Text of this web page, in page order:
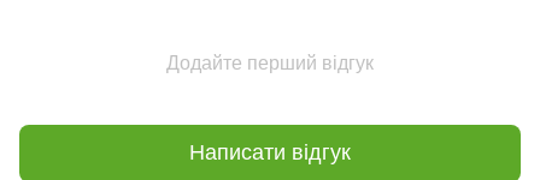
Додайте перший відгук
Написати відгук